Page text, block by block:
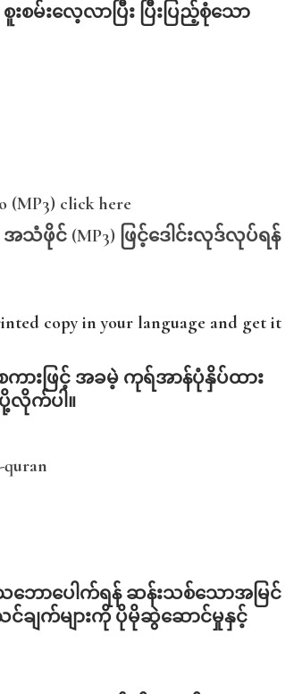
စူးစမ်းလေ့လာပြီး ပြီးပြည့်စုံသော
(MP3) click here
အသံဖိုင် (MP3) ဖြင့်ဒေါင်းလုဒ်လုပ်ရန်
copy in your language and get it
ားဖြင့် အခမဲ့ ကုရ်အာန်ပုံနှိပ်ထား
ပို့လိုက်ပါ။
ောပေါက်ရန် ဆန်းသစ်သောအမြင်
င်ချက်များကို ပိုမိုဆွဲဆောင်မှုနှင့်